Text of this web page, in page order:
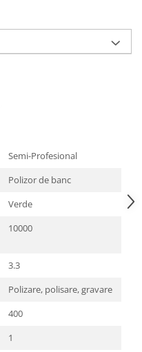
Semi-Profesional
Polizor de banc
Verde
10000
3.3
Polizare, polisare, gravare
400
1